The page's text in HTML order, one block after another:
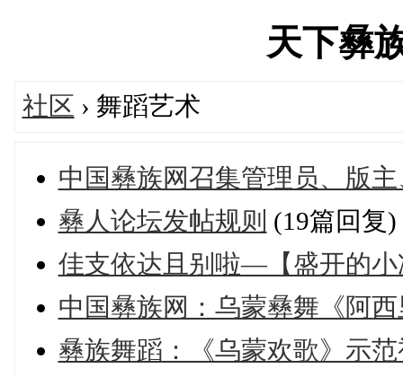
天下彝
社区 › 舞蹈艺术
中国彝族网召集管理员、版
彝人论坛发帖规则 (19篇回复)
佳支依达且别啦—【盛开的
中国彝族网：乌蒙彝舞《阿
彝族舞蹈：《乌蒙欢歌》示